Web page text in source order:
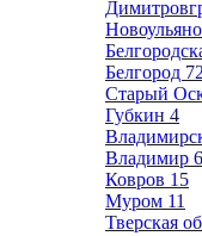
Белгород 72
Старый
Губкин 4
Владимир
Ковров 15
Муром 11
Тверская